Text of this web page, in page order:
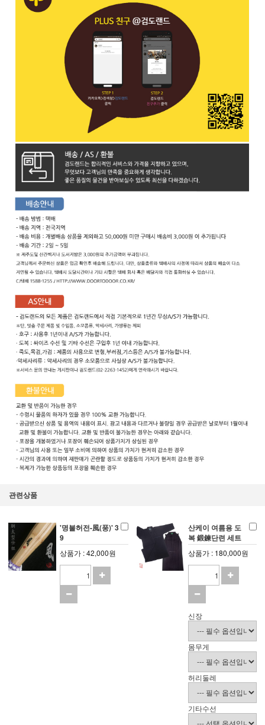
관련상품
'명불허전-風(풍)' 3
9
상품가 : 42,000원
산케이 여름용 도
복 鍛鍊단련 세트
상품가 : 180,000원
신장
몸무게
허리둘레
기타수선